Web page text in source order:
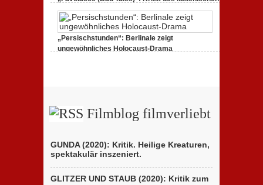
einer
Berlinale-Beitrags der Brüder D’Innocenzo
25. Februar 2020,Keine Kommentarezu
„Favolacce
(Bad
Tales)“:
Kritik
des
„Persischstunden“: Berlinale zeigt
ungewöhnliches Holocaust-Drama
Filmblog filmverliebt
GUNDA (2020): Kritik. Heilige Kreaturen,
spektakulär inszeniert.
GLITZER UND STAUB (2020): Kritik zum